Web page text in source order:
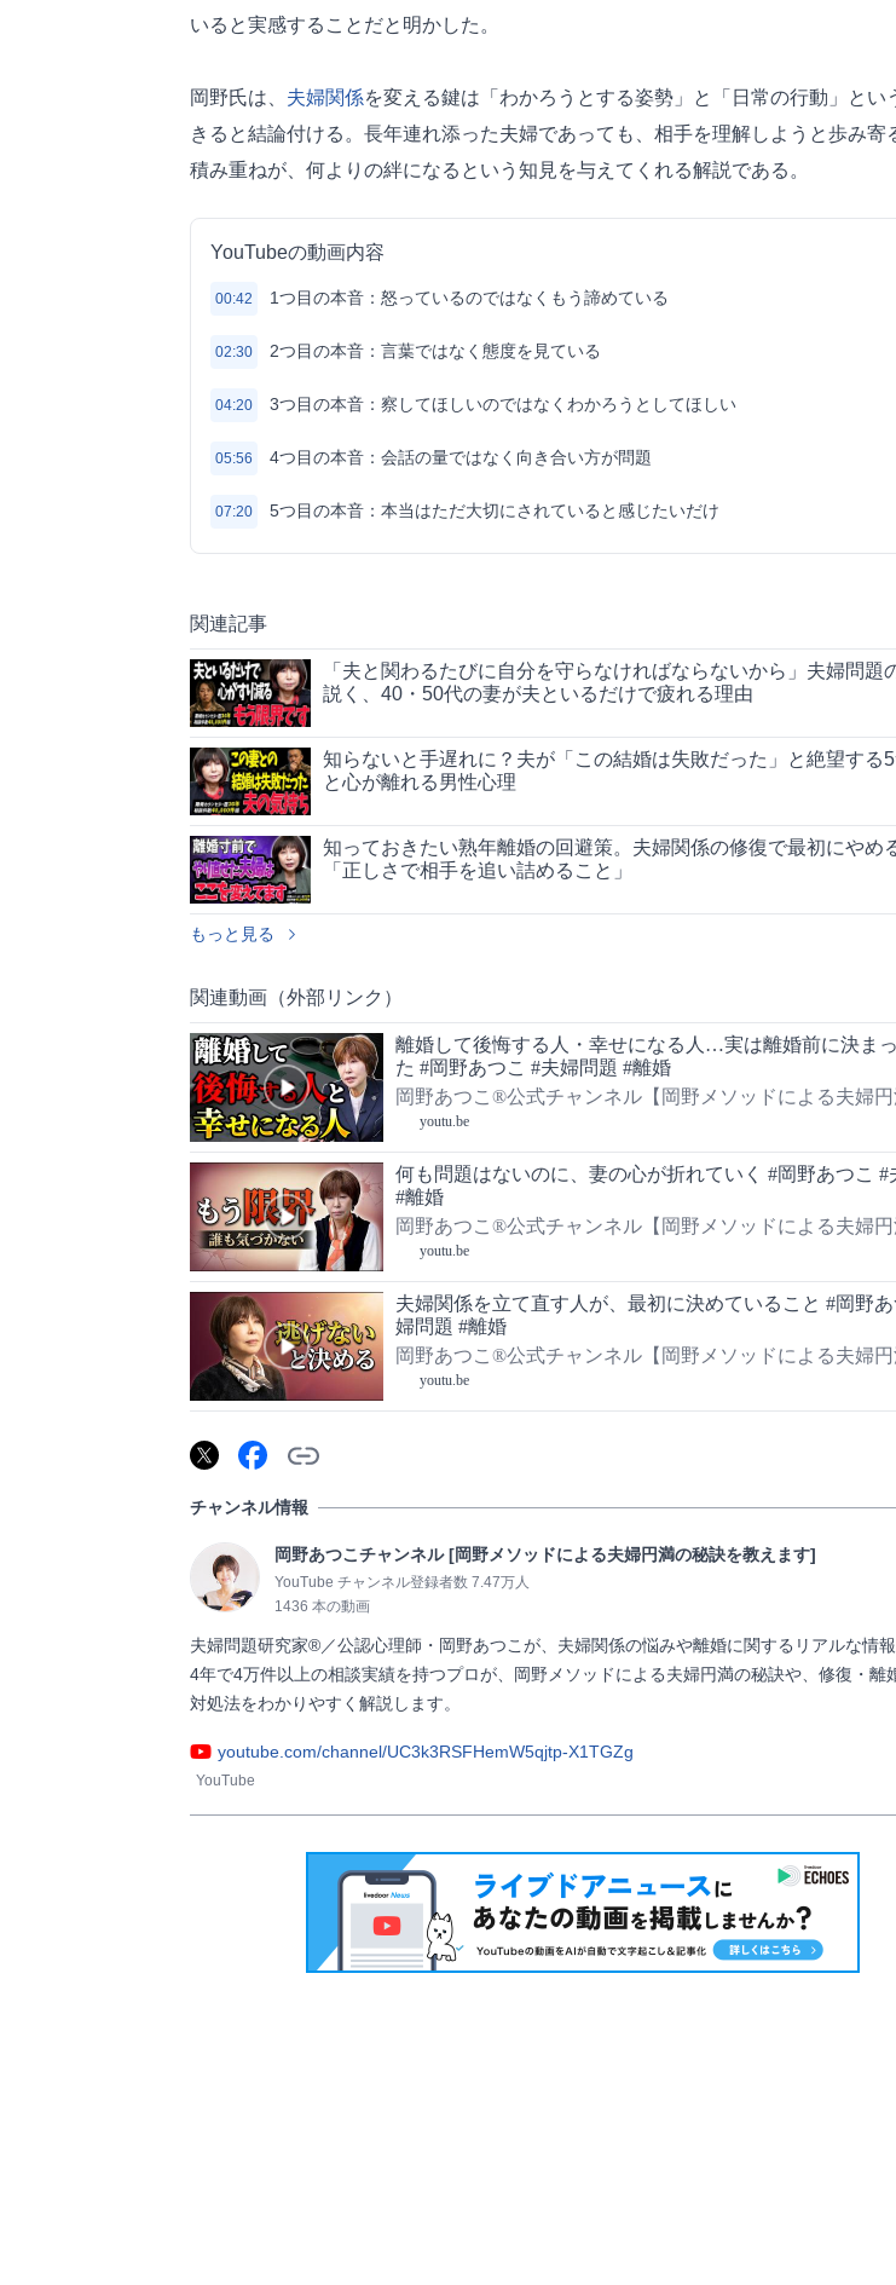
いると実感することだと明かした。
岡野氏は、 夫婦関係を変える鍵は「わかろうとする姿勢」と「日常の行動」とい
きると結論付ける。長年連れ添った夫婦であっても、相手を理解しようと歩み寄
積み重ねが、何よりの絆になるという知見を与えてくれる解説である。
YouTubeの動画内容
00:42 1つ目の本音：怒っているのではなくもう諦めている
02:30 2つ目の本音：言葉ではなく態度を見ている
04:20 3つ目の本音：察してほしいのではなくわかろうとしてほしい
05:56 4つ目の本音：会話の量ではなく向き合い方が問題
07:20 5つ目の本音：本当はただ大切にされていると感じたいだけ
関連記事
「夫と関わるたびに自分を守らなければならないから」夫婦問題
説く、40・50代の妻が夫といるだけで疲れる理由
知らないと手遅れに？夫が「この結婚は失敗だった」と絶望する
と心が離れる男性心理
知っておきたい熟年離婚の回避策。夫婦関係の修復で最初にやめ
「正しさで相手を追い詰めること」
もっと見る
関連動画（外部リンク）
離婚して後悔する人・幸せになる人…実は離婚前に決ま
た #岡野あつこ #夫婦問題 #離婚
岡野あつこ®公式チャンネル【岡野メソッドによる夫婦
を教えます】
youtu.be
何も問題はないのに、妻の心が折れていく #岡野あつこ #
#離婚
岡野あつこ®公式チャンネル【岡野メソッドによる夫婦
を教えます】
youtu.be
夫婦関係を立て直す人が、最初に決めていること #岡野
婦問題 #離婚
岡野あつこ®公式チャンネル【岡野メソッドによる夫婦
を教えます】
youtu.be
チャンネル情報
岡野あつこチャンネル [岡野メソッドによる夫婦円満の秘訣を教えます]
YouTube チャンネル登録者数 7.47万人
1436 本の動画
夫婦問題研究家®／公認心理師・岡野あつこが、夫婦関係の悩みや離婚に関するリアルな情
4年で4万件以上の相談実績を持つプロが、岡野メソッドによる夫婦円満の秘訣や、修復・離
対処法をわかりやすく解説します。
youtube.com/channel/UC3k3RSFHemW5qjtp-X1TGZg
YouTube